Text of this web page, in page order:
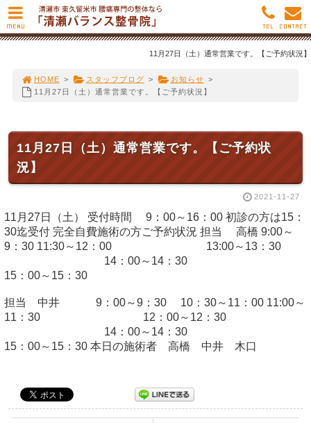
11月27日（土）通常営業です。【ご予約状況】
HOME > スタッフブログ > お知らせ >
11月27日（土）通常営業です。【ご予約状況】
11月27日（土）通常営業です。【ご予約状
況】
2021-11-27
11月27日（土） 受付時間 9：00～16：00 初診の方は15：
30迄受付 完全自費施術の方ご予約状況 担当 高橋 9:00～
9：30 11:30～12：00 13:00～13：30
14：00～14：30
15：00～15：30
担当 中井 9：00～9：30 10：30～11：00 11:00～
11：30 12：00～12：30
14：00～14：30
15：00～15：30 本日の施術者 高橋 中井 木口
MENU CONTACT
TEL